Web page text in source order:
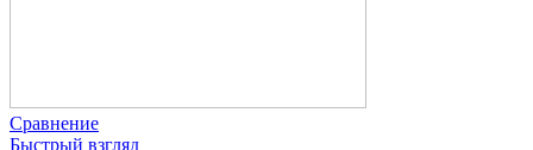
Сравнение
Быстрый взгляд